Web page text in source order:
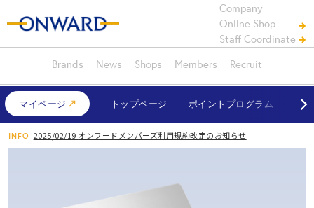
Company
Online Shop
Staff Coordinate
Brands
News Shops Members Recruit
マイページ トップページ ポイントプログラム 対
INFO 2025/02/19 オンワードメンバーズ利用規約改定のお知らせ